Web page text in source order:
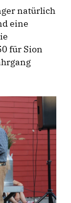
natürlich
eine
für Sion